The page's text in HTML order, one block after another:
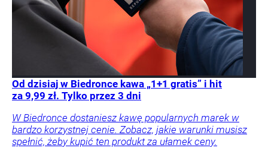
Od dzisiaj w Biedronce kawa „1+1 gratis” i hit
za 9,99 zł. Tylko przez 3 dni
W Biedronce dostaniesz kawę popularnych marek w
bardzo korzystnej cenie. Zobacz, jakie warunki musisz
spełnić, żeby kupić ten produkt za ułamek ceny.